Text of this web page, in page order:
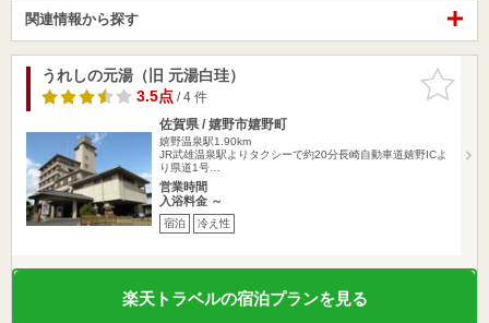
関連情報から探す
お気に入
りに追加
うれしの元湯（旧 元湯白珪）
3.5点/ 4 件
佐賀県 / 嬉野市嬉野町
嬉野温泉駅1.90km
JR武雄温泉駅よりタクシーで約20分長崎自動車道嬉野ICよ
り県道1号…
営業時間
入浴料金 ～
宿泊 冷え性
楽天トラベルの宿泊プランを見る